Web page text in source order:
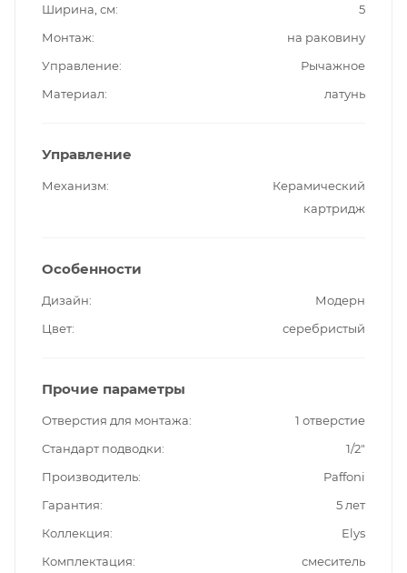
Ширина, см
5
Монтаж
на раковину
Управление
Рычажное
Материал
латунь
Управление
Механизм
Керамический
картридж
Особенности
Дизайн
Модерн
Цвет
серебристый
Прочие параметры
Отверстия для монтажа
1 отверстие
Стандарт подводки
1/2"
Производитель
Paffoni
Гарантия
5 лет
Коллекция
Elys
Комплектация
смеситель